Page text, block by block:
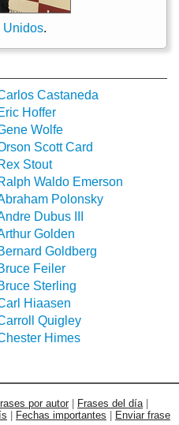
Unidos.
Castaneda
Hoffer
Wolfe
Scott Card
Stout
Waldo Emerson
Polonsky
Dubus III
Golden
Goldberg
Feiler
Sterling
Hiaasen
Quigley
Himes
por autor Frases del día|
Fechas importantes Enviar frase